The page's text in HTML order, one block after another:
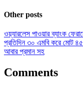
Other posts
ওয়্যারলেস পাওয়ার ব্যাংক
প্রতিদিন ৩০ এমবি করে মোট
আবার প্রমান সহ
Comments